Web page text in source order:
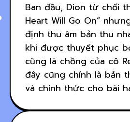
Ban đầu, Dion từ chối
Heart Will Go On”
định thu âm bản thu
khi được thuyết phục
cũng là chồng của cô
đây cũng chính là bản
và chính thức cho bài